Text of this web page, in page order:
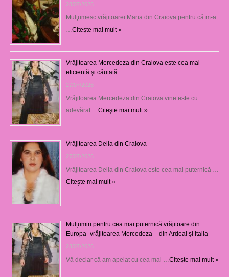
28/07/2026
Mulţumesc vrăjitoarei Maria din Craiova pentru că m-a
Citeşte mai mult »
Vrăjitoarea Mercedeza din Craiova este cea mai
eficientă şi căutată
27/07/2026
Vrăjitoarea Mercedeza din Craiova vine este cu
adevărat … Citeşte mai mult »
Vrăjitoarea Delia din Craiova
27/07/2026
Vrăjitoarea Delia din Craiova este cea mai puternică …
Citeşte mai mult »
Mulțumiri pentru cea mai puternică vrăjitoare din
Europa -vrăjitoarea Mercedeza – din Ardeal și Italia
23/07/2026
Vă declar că am apelat cu cea mai … Citeşte mai mult »